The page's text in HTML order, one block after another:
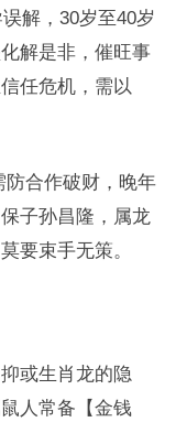
解，30岁至40岁
解是非，催旺事
任危机，需以
合作破财，晚年
子孙昌隆，属龙
要束手无策。
或生肖龙的隐
人常备【金钱